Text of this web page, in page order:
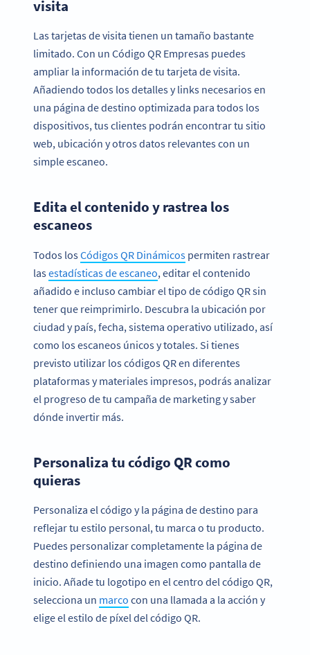
visita
Las tarjetas de visita tienen un tamaño bastante
limitado. Con un Código QR Empresas puedes
ampliar la información de tu tarjeta de visita.
Añadiendo todos los detalles y links necesarios en
una página de destino optimizada para todos los
dispositivos, tus clientes podrán encontrar tu sitio
web, ubicación y otros datos relevantes con un
simple escaneo.
Edita el contenido y rastrea los
escaneos
Todos losCódigos QR Dinámicos permiten rastrear
lasestadísticas de escaneo, editar el contenido
añadido e incluso cambiar el tipo de código QR sin
tener que reimprimirlo. Descubra la ubicación por
ciudad y país, fecha, sistema operativo utilizado, así
como los escaneos únicos y totales. Si tienes
previsto utilizar los códigos QR en diferentes
plataformas y materiales impresos, podrás analizar
el progreso de tu campaña de marketing y saber
dónde invertir más.
Personaliza tu código QR como
quieras
Personaliza el código y la página de destino para
reflejar tu estilo personal, tu marca o tu producto.
Puedes personalizar completamente la página de
destino definiendo una imagen como pantalla de
inicio. Añade tu logotipo en el centro del código QR,
selecciona un marco con una llamada a la acción y
elige el estilo de píxel del código QR.